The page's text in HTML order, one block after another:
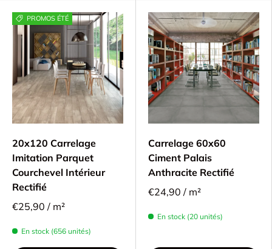
PROMOS ÉTÉ
20x120 Carrelage
Imitation Parquet
Courchevel Intérieur
Rectifié
€25,90 / m²
En stock (656 unités)
Carrelage 60x60
Ciment Palais
Anthracite Rectifié
€24,90 / m²
En stock (20 unités)